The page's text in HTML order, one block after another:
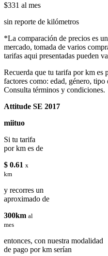
$331 al mes
sin reporte de kilómetros
*La comparación de precios es
mercado, tomada de varios
tarifas aqui presentadas pueden
Recuerda que tu tarifa por km es
factores como: edad, género,
Consulta términos y condiciones.
Attitude SE 2017
miituo
Si tu tarifa
por km es de
$ 0.61 x
km
y recorres un
aproximado de
300km al
mes
entonces, con nuestra modalidad
de pago por km serían